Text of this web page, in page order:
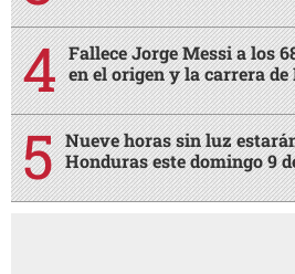
Fallece Jorge Messi a los
en el origen y la carrera de
Nueve horas sin luz
Honduras este domingo 9